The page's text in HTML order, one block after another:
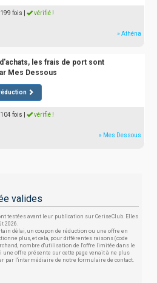
199 fois vérifié !
» Athéna
les frais de port sont
Mes Dessous
104 fois vérifié !
» Mes Dessous
valides
testées avant leur publication sur CeriseClub. Elles
2026.
délai, un coupon de réduction ou une offre en
plus, et cela, pour différentes raisons (code
nombre d'utilisation de l'offre limitée dans le
offre présente sur cette page venait à ne plus
par l'intermédiaire de notre formulaire de contact.